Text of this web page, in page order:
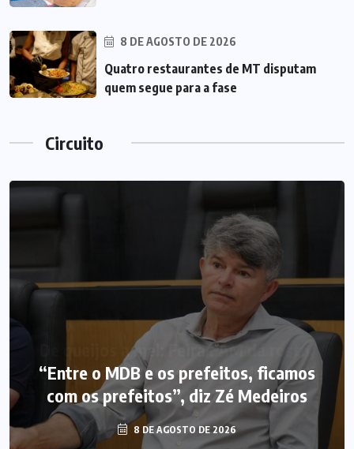
8 DE AGOSTO DE 2026
Quatro restaurantes de MT disputam
quem segue para a fase
Circuito
“Entre o MDB e os prefeitos, ficamos
com os prefeitos”, diz Zé Medeiros
8 DE AGOSTO DE 2026